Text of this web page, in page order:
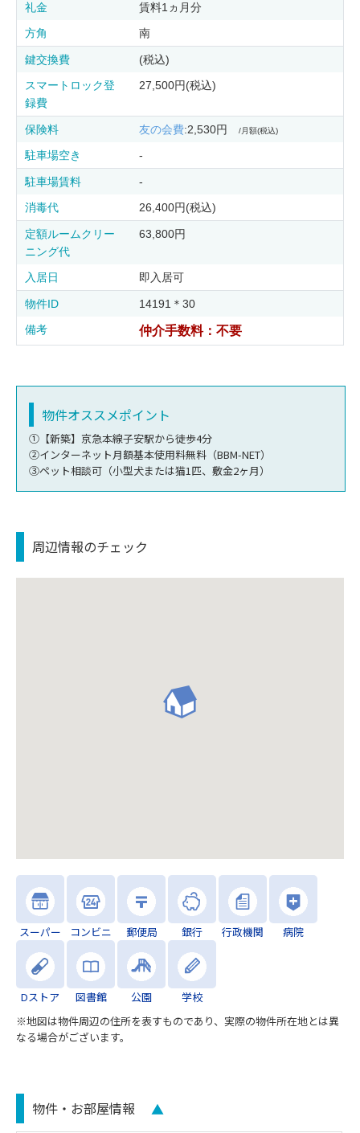
礼金
賃料1ヵ月分
方角
南
鍵交換費
(税込)
スマートロック登
録費
27,500円(税込)
保険料 友の会費:2,530円/月額(税込)
駐車場空き -
駐車場賃料
-
消毒代
26,400円(税込)
定額ルームクリー
ニング代
63,800円
入居日 即入居可
物件ID
14191＊30
備考
仲介手数料：不要
物件オススメポイント
①【新築】京急本線子安駅から徒歩4分
②インターネット月額基本使用料無料（BBM-NET）
③ペット相談可（小型犬または猫1匹、敷金2ヶ月）
周辺情報のチェック
スーパー コンビニ 郵便局 銀行 行政機関 病院
Dストア 図書館 公園
学校
※地図は物件周辺の住所を表すものであり、実際の物件所在地とは異
なる場合がございます。
物件・お部屋情報 ▲